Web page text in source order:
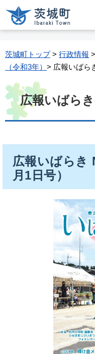
茨城町トップ> 行政情報 >
（令和3年） > 広報いばら
広報いばら
広報いばらき
月1日号）